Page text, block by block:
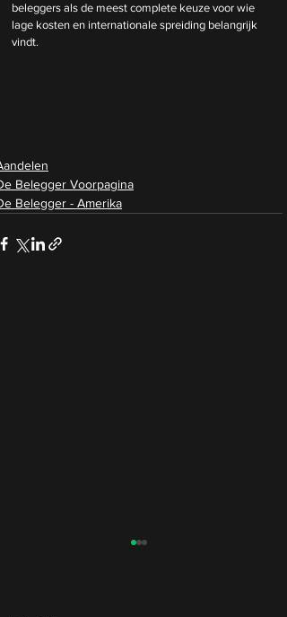
beleggers als de meest complete keuze voor wie
lage kosten en internationale spreiding belangrijk
vindt.
Belegger Voorpagina
Belegger - Amerika